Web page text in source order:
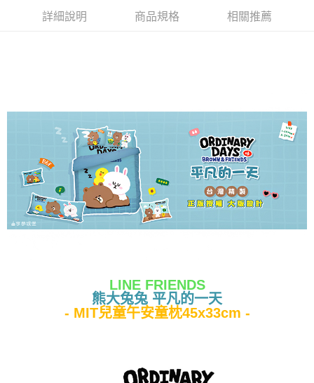
每筆NT$80，滿NT$699(含以上)免運費
詳細說明 商品規格 相關推薦
LINE FRIENDS
熊大兔兔 平凡的一天
- MIT兒童午安童枕45x33cm -